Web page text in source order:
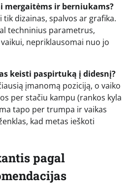
mergaitėms ir berniukams?
tik dizainas, spalvos ar grafika.
techninius parametrus,
nepriklausomai nuo jo
keisti paspirtuką į didesnį?
įmanomą poziciją, o vaiko
per stačiu kampu (rankos kyla
tapo per trumpa ir vaikas
kad metas ieškoti
pagal